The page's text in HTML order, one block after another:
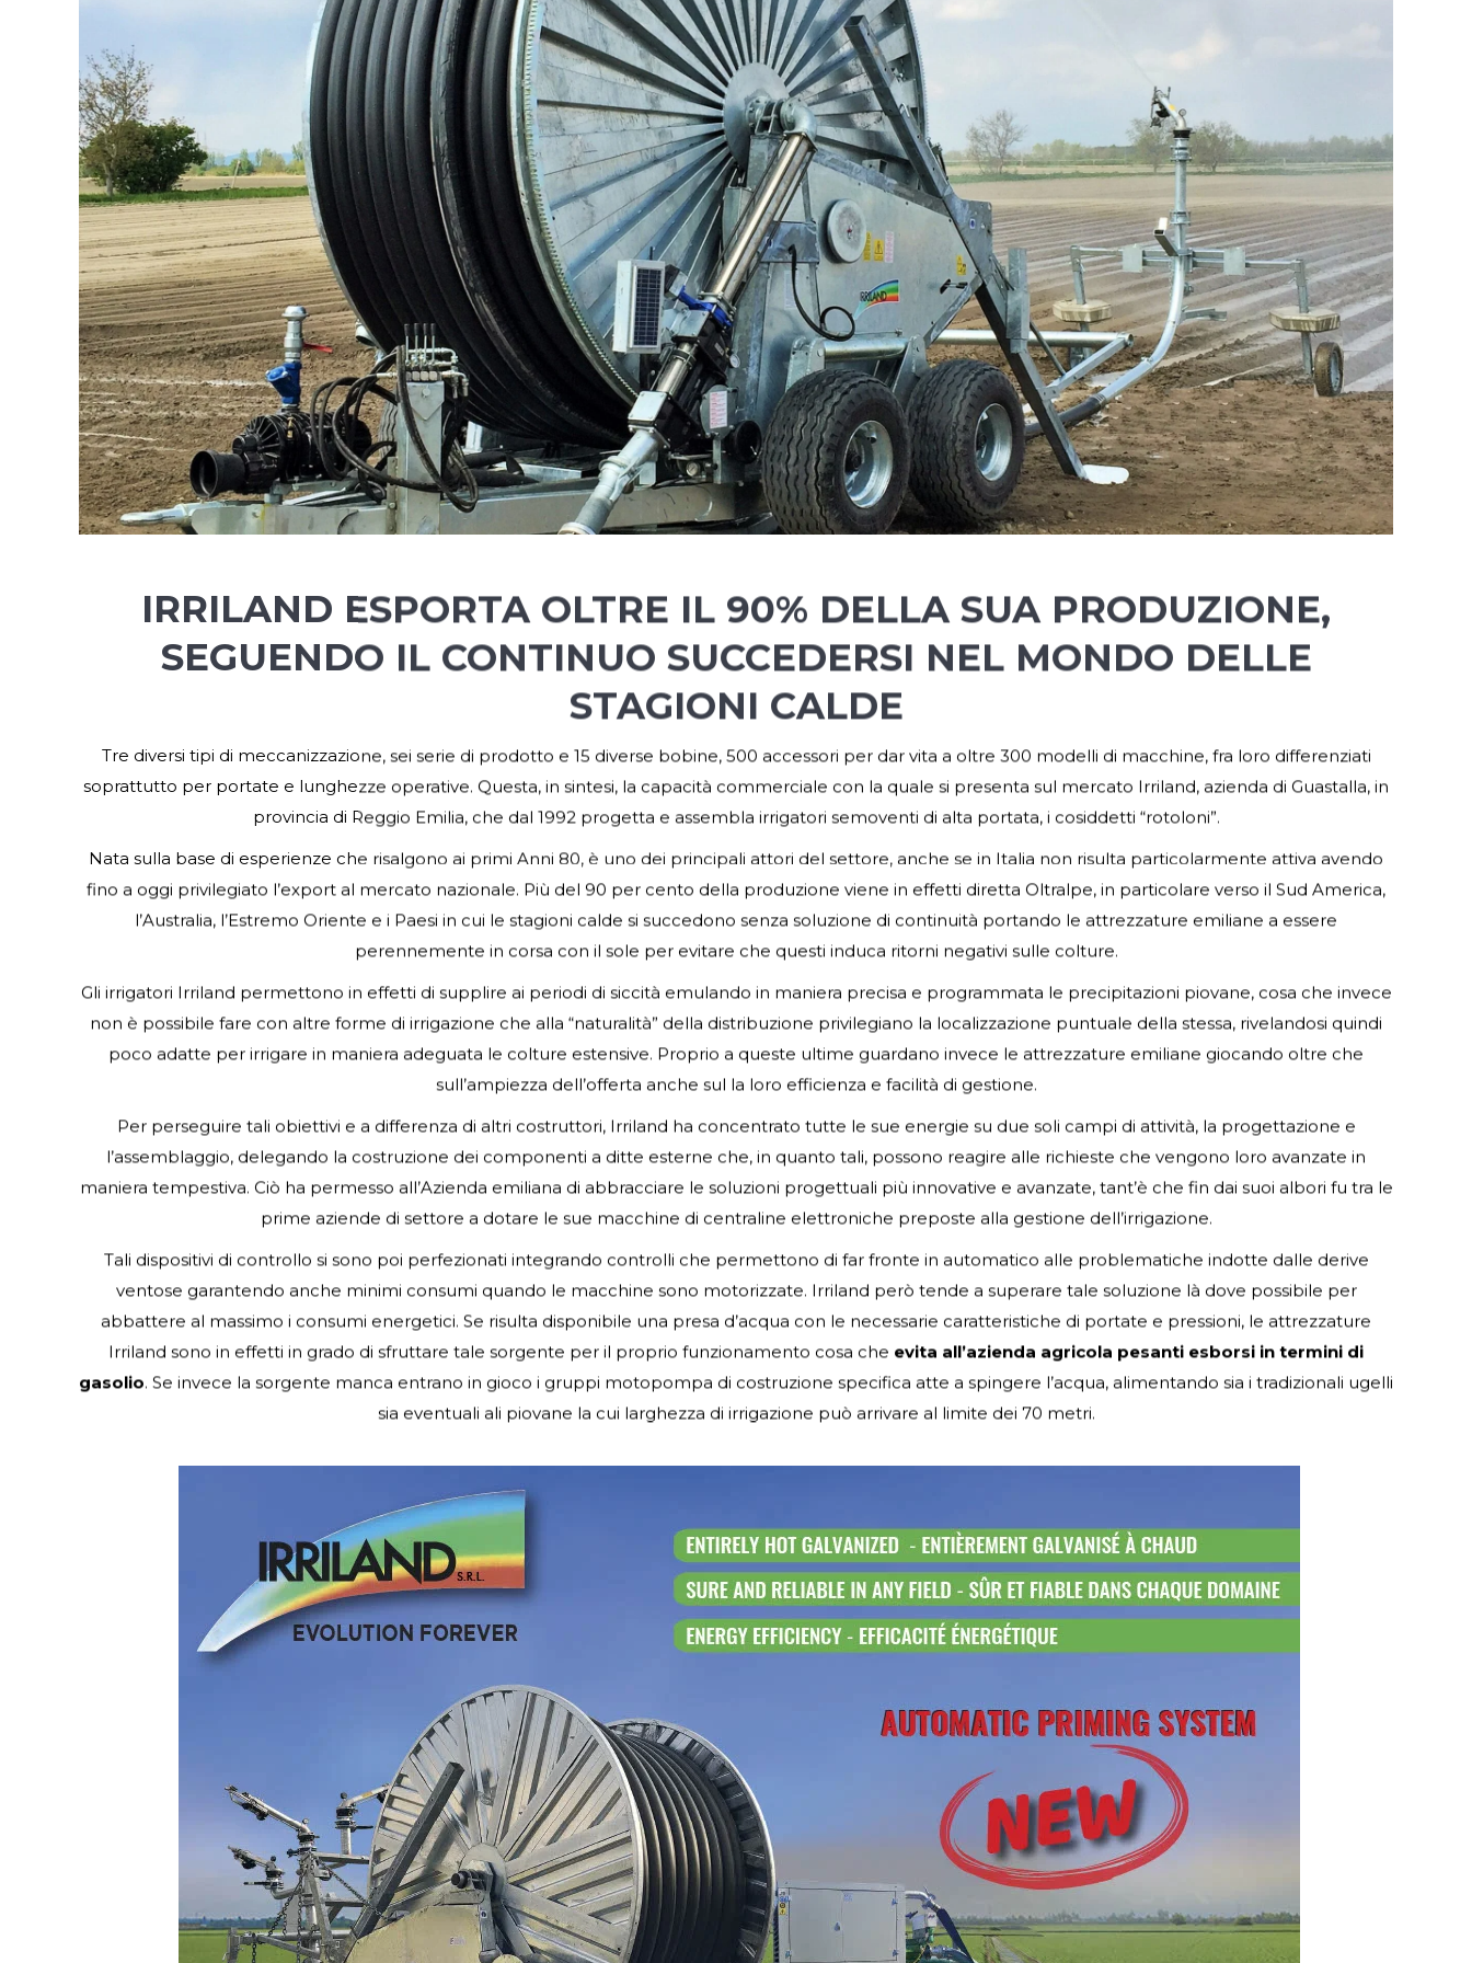
IRRILAND ESPORTA OLTRE IL 90% DELLA SUA PRODUZIONE,
SEGUENDO IL CONTINUO SUCCEDERSI NEL MONDO DELLE
STAGIONI CALDE
Tre diversi tipi di meccanizzazione, sei serie di prodotto e 15 diverse bobine, 500 accessori per dar vita a oltre 300 modelli di macchine, fra loro differenziati
soprattutto per portate e lunghezze operative. Questa, in sintesi, la capacità commerciale con la quale si presenta sul mercato Irriland, azienda di Guastalla, in
provincia di Reggio Emilia, che dal 1992 progetta e assembla irrigatori semoventi di alta portata, i cosiddetti “rotoloni”.
Nata sulla base di esperienze che risalgono ai primi Anni 80, è uno dei principali attori del settore, anche se in Italia non risulta particolarmente attiva avendo
fino a oggi privilegiato l’export al mercato nazionale. Più del 90 per cento della produzione viene in effetti diretta Oltralpe, in particolare verso il Sud America,
l’Australia, l’Estremo Oriente e i Paesi in cui le stagioni calde si succedono senza soluzione di continuità portando le attrezzature emiliane a essere
perennemente in corsa con il sole per evitare che questi induca ritorni negativi sulle colture.
Gli irrigatori Irriland permettono in effetti di supplire ai periodi di siccità emulando in maniera precisa e programmata le precipitazioni piovane, cosa che invece
non è possibile fare con altre forme di irrigazione che alla “naturalità” della distribuzione privilegiano la localizzazione puntuale della stessa, rivelandosi quindi
poco adatte per irrigare in maniera adeguata le colture estensive. Proprio a queste ultime guardano invece le attrezzature emiliane giocando oltre che
sull’ampiezza dell’offerta anche sul la loro efficienza e facilità di gestione.
Per perseguire tali obiettivi e a differenza di altri costruttori, Irriland ha concentrato tutte le sue energie su due soli campi di attività, la progettazione e
l’assemblaggio, delegando la costruzione dei componenti a ditte esterne che, in quanto tali, possono reagire alle richieste che vengono loro avanzate in
maniera tempestiva. Ciò ha permesso all’Azienda emiliana di abbracciare le soluzioni progettuali più innovative e avanzate, tant’è che fin dai suoi albori fu tra le
prime aziende di settore a dotare le sue macchine di centraline elettroniche preposte alla gestione dell’irrigazione.
Tali dispositivi di controllo si sono poi perfezionati integrando controlli che permettono di far fronte in automatico alle problematiche indotte dalle derive
ventose garantendo anche minimi consumi quando le macchine sono motorizzate. Irriland però tende a superare tale soluzione là dove possibile per
abbattere al massimo i consumi energetici. Se risulta disponibile una presa d’acqua con le necessarie caratteristiche di portate e pressioni, le attrezzature
Irriland sono in effetti in grado di sfruttare tale sorgente per il proprio funzionamento cosa che evita all’azienda agricola pesanti esborsi in termini di
gasolio. Se invece la sorgente manca entrano in gioco i gruppi motopompa di costruzione specifica atte a spingere l’acqua, alimentando sia i tradizionali ugelli
sia eventuali ali piovane la cui larghezza di irrigazione può arrivare al limite dei 70 metri.